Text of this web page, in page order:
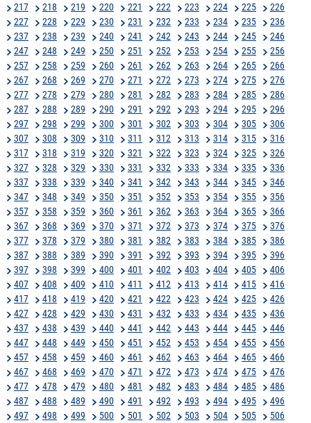
217
218 219 220 221 222 223 224 225
226
227
228 229 230 231 232 233 234 235
236
237
238 239 240 241 242 243 244 245
246
247
248 249 250 251 252 253 254 255
256
257
258 259 260 261 262 263 264 265
266
267
268 269 270 271 272 273 274 275
276
277
278 279 280 281 282 283 284 285
286
287
288 289 290 291 292 293 294 295
296
297
298 299 300 301 302 303 304 305
306
307
308 309 310 311 312 313 314 315
316
317
318 319 320 321 322 323 324 325
326
327
328 329 330 331 332 333 334 335
336
337
338 339 340 341 342 343 344 345
346
347
348 349 350 351 352 353 354 355
356
357
358 359 360 361 362 363 364 365
366
367
368 369 370 371 372 373 374 375
376
377
378 379 380 381 382 383 384 385
386
387
388 389 390 391 392 393 394 395
396
397
398 399 400 401 402 403 404 405
406
407
408 409 410 411 412 413 414 415
416
417
418 419 420 421 422 423 424 425
426
427
428 429 430 431 432 433 434 435
436
437
438 439 440 441 442 443 444 445
446
447
448 449 450 451 452 453 454 455
456
457
458 459 460 461 462 463 464 465
466
467
468 469 470 471 472 473 474 475
476
477
478 479 480 481 482 483 484 485
486
487
488 489 490 491 492 493 494 495
496
497
498 499 500 501 502 503 504 505 506